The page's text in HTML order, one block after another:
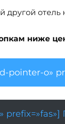
отель
ниже
pointer-o»
prefix=»fas»]